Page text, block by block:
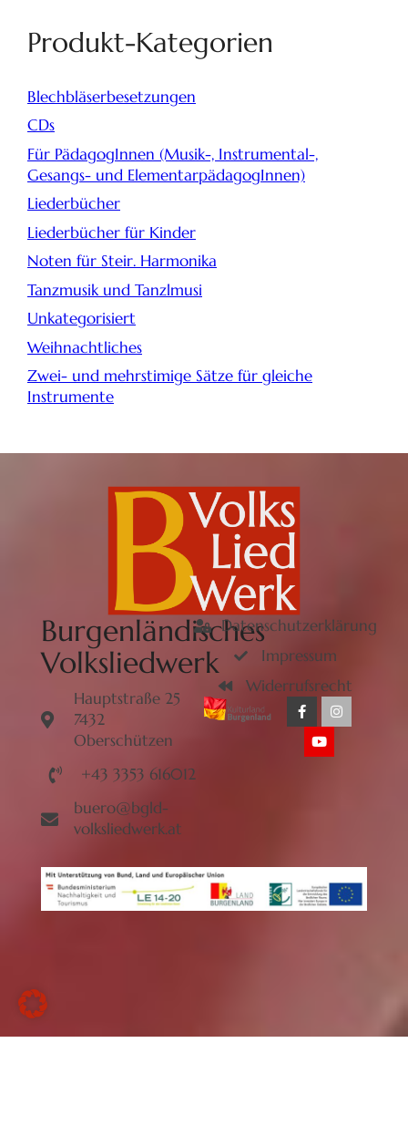
Produkt-Kategorien
Blechbläserbesetzungen
CDs
Für PädagogInnen (Musik-, Instrumental-,
Gesangs- und ElementarpädagogInnen)
Liederbücher
Liederbücher für Kinder
Noten für Steir. Harmonika
Tanzmusik und Tanzlmusi
Unkategorisiert
Weihnachtliches
Zwei- und mehrstimige Sätze für gleiche
Instrumente
Burgenländisches
Volksliedwerk
Hauptstraße 25
7432
Oberschützen
+43 3353 616012
buero@bgld-
volksliedwerk.at
Datenschutzerklärung
Impressum
Widerrufsrecht